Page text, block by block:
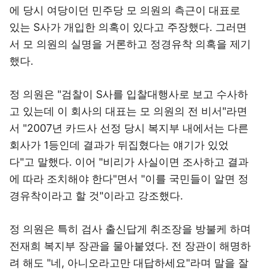
에 당시 여당이던 민주당 모 의원의 측근이 대표로
있는 S사가 개입한 의혹이 있다고 주장했다. 그러면
서 모 의원의 실명을 거론하고 정경유착 의혹을 제기
했다.
정 의원은 "검찰이 S사를 입찰대행사로 보고 수사하
고 있는데 이 회사의 대표는 모 의원의 전 비서"라면
서 "2007년 카드사 선정 당시 복지부 내에서는 다른
회사가 1등인데 결과가 뒤집혔다는 얘기가 있었
다"고 말했다. 이어 "비리가 사실이면 조사하고 결과
에 따라 조치해야 한다"면서 "이를 국민들이 알면 정
경유착이라고 할 것"이라고 강조했다.
정 의원은 특히 검사 출신답게 취조장을 방불케 하며
전재희 복지부 장관을 물아붙였다. 전 장관이 해명하
려 해도 "네, 아니오라고만 대답하세요"라며 말을 잘